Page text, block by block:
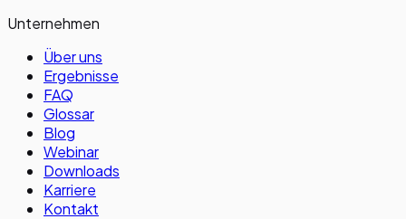
Unternehmen
Über uns
Ergebnisse
FAQ
Glossar
Blog
Webinar
Downloads
Karriere
Kontakt